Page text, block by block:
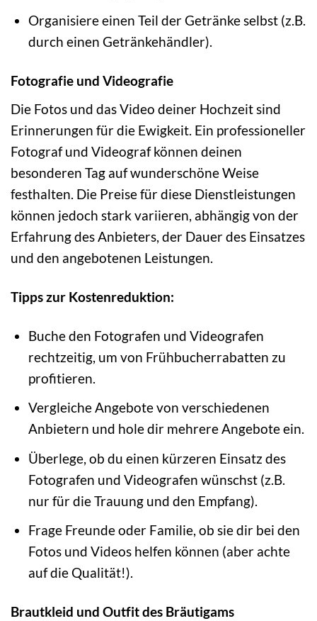
Organisiere einen Teil der Getränke selbst (z.B.
durch einen Getränkehändler).
Fotografie und Videografie
Die Fotos und das Video deiner Hochzeit sind
Erinnerungen für die Ewigkeit. Ein professioneller
Fotograf und Videograf können deinen
besonderen Tag auf wunderschöne Weise
festhalten. Die Preise für diese Dienstleistungen
können jedoch stark variieren, abhängig von der
Erfahrung des Anbieters, der Dauer des Einsatzes
und den angebotenen Leistungen.
Tipps zur Kostenreduktion:
Buche den Fotografen und Videografen
rechtzeitig, um von Frühbucherrabatten zu
profitieren.
Vergleiche Angebote von verschiedenen
Anbietern und hole dir mehrere Angebote ein.
Überlege, ob du einen kürzeren Einsatz des
Fotografen und Videografen wünschst (z.B.
nur für die Trauung und den Empfang).
Frage Freunde oder Familie, ob sie dir bei den
Fotos und Videos helfen können (aber achte
auf die Qualität!).
Brautkleid und Outfit des Bräutigams